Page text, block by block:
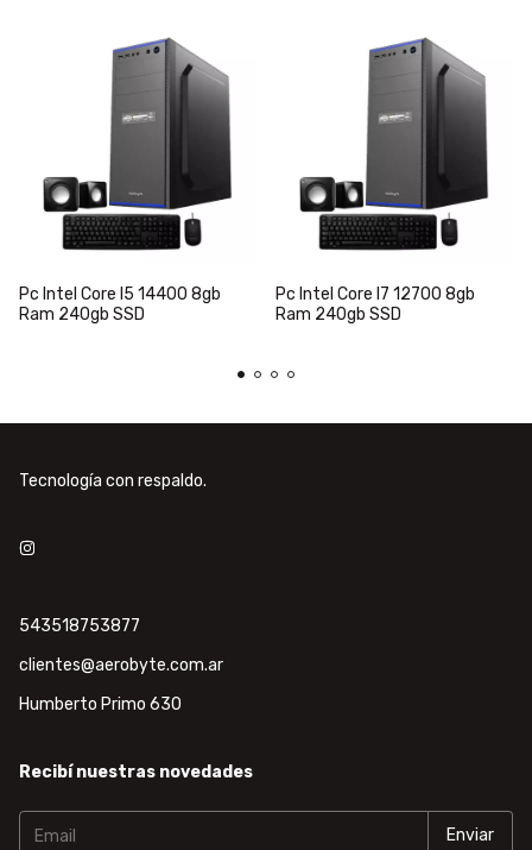
Pc Intel Core I5 14400 8gb
Ram 240gb SSD
Pc Intel Core I7 12700 8gb
Ram 240gb SSD
Tecnología con respaldo.
543518753877
clientes@aerobyte.com.ar
Humberto Primo 630
Recibí nuestras novedades